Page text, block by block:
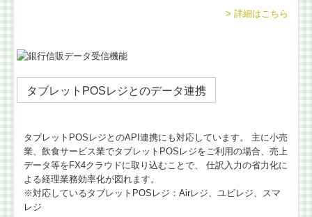
> 詳細はこちら
タブレットPOSレジとのデータ連携
タブレットPOSレジとのAPI連携にも対応しています。 主に小売
業、飲食サービス業でタブレットPOSレジをご利用の場合、売上
データ等をFX4クラウドに取り込むことで、 仕訳入力の省力化に
よる経理業務効率化が図れます。
※対応しているタブレットPOSレジ：Airレジ、ユビレジ、スマ
レジ